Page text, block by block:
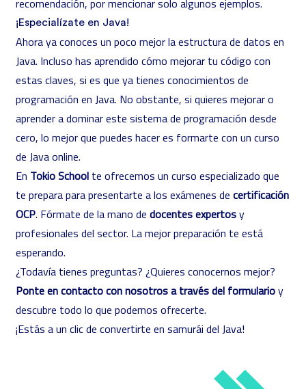
recomendación, por mencionar solo algunos ejemplos.
¡Especialízate en Java!
Ahora ya conoces un poco mejor la estructura de datos en
Java. Incluso has aprendido cómo mejorar tu código con
estas claves, si es que ya tienes conocimientos de
programación en Java. No obstante, si quieres mejorar o
aprender a dominar este sistema de programación desde
cero, lo mejor que puedes hacer es formarte con un curso
de Java online.
En Tokio School te ofrecemos un curso especializado que
te prepara para presentarte a los exámenes de certificación
OCP. Fórmate de la mano de docentes expertosy
profesionales del sector. La mejor preparación te está
esperando.
¿Todavía tienes preguntas? ¿Quieres conocernos mejor?
Ponte en contacto con nosotros a través del formularioy
descubre todo lo que podemos ofrecerte.
¡Estás a un clic de convertirte en samurái del Java!